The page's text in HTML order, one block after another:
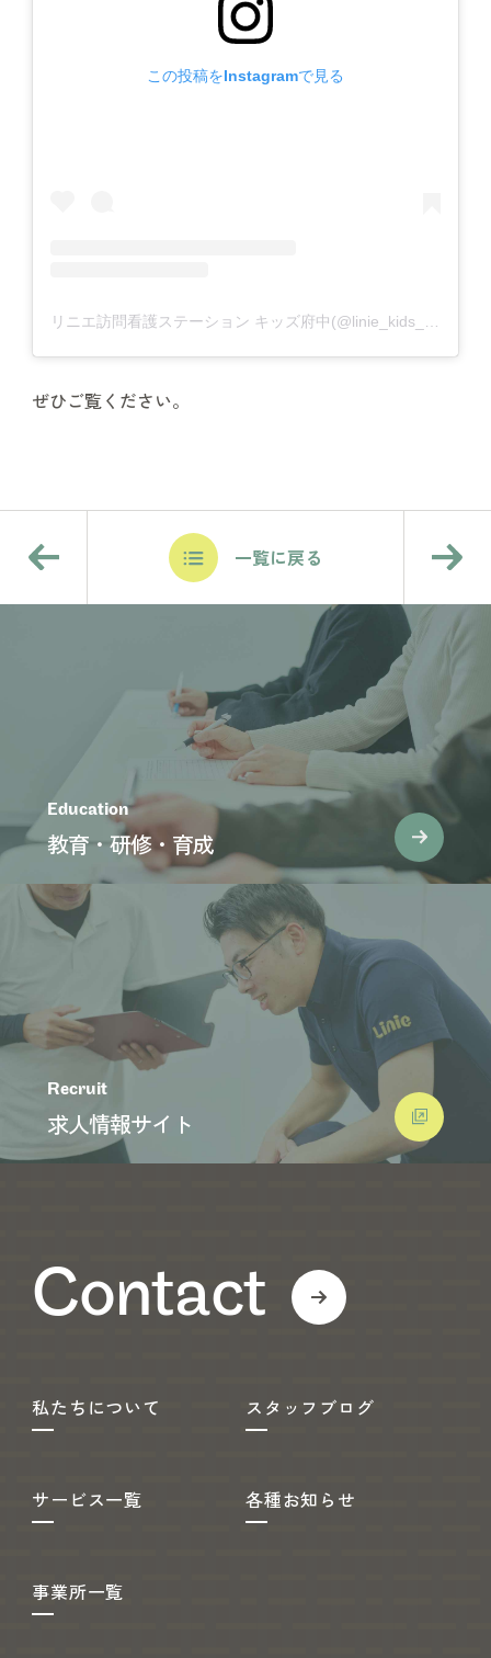
この投稿をInstagramで見る
ぜひご覧ください。
一覧に戻る
Education
教育・研修・育成
Recruit
求人情報サイト
Contact
私たちについて
サービス一覧
事業所一覧
スタッフブログ
各種お知らせ